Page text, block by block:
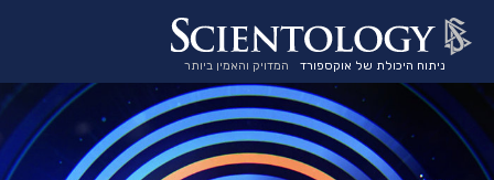
ניתוח היכולת של אוקספורד המדויק והאמין ביותר